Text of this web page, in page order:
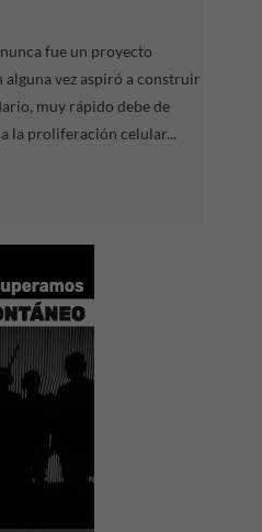
fue un proyecto
alguna vez aspiró a construir
muy rápido debe de
la proliferación celular...